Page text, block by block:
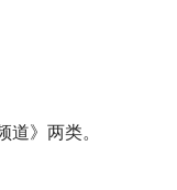
》两类。